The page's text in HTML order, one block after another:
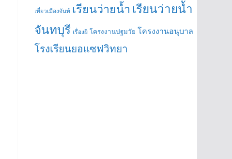
เที่ยวเมืองจันท์ เรียนว่ายน้ำ เรียนว่ายน้ำ
จันทบุรี เรื่องผี โครงงานปฐมวัย โครงงานอนุบาล
โรงเรียนยอแซฟวิทยา